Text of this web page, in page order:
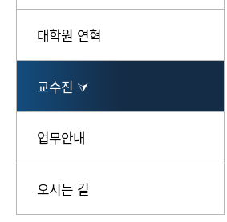
대학원 연혁
교수진 ⮛
업무안내
오시는 길